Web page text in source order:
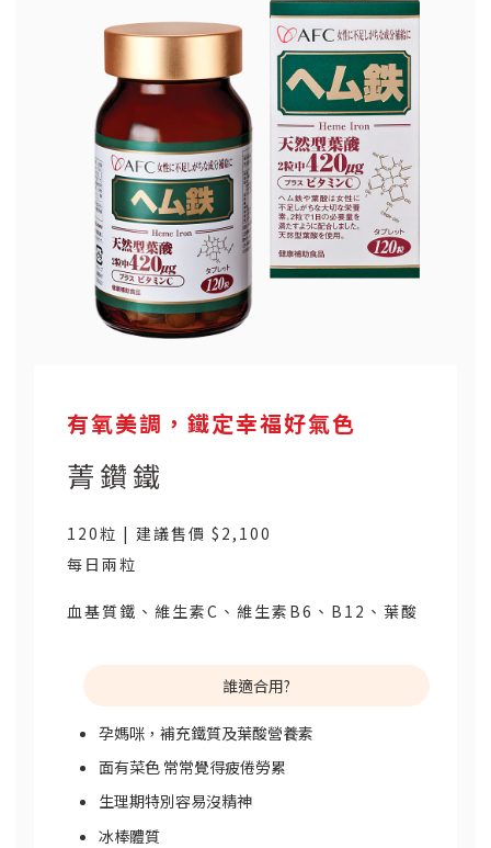
有氧美調，鐵定幸福好氣色
菁鑽鐵
120粒 | 建議售價 $2,100
每日兩粒
血基質鐵、維生素C、維生素B6、B12、葉酸
誰適合用?
孕媽咪，補充鐵質及葉酸營養素
面有菜色 常常覺得疲倦勞累
生理期特別容易沒精神
冰棒體質